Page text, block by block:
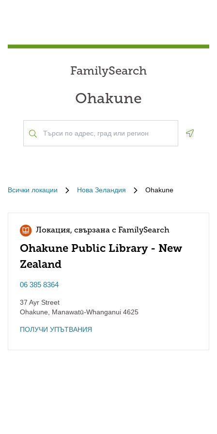
FamilySearch
Ohakune
Всички локации Нова Зеландия Ohakune
Локация, свързана с FamilySearch
Ohakune Public Library - New
Zealand
06 385 8364
37 Ayr Street
Ohakune
Manawatū-Whanganui 4625
ПОЛУЧИ УПЪТВАНИЯ